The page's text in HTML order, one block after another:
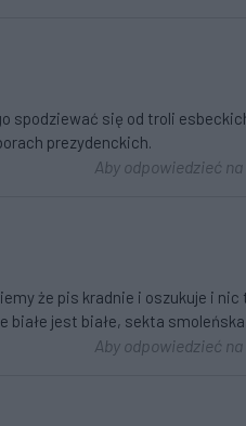
spodziewać się od troli
prezydenckich.
Aby odpowiedzieć
że pis kradnie i oszukuje i
białe jest białe, sekta
Aby odpowiedzieć